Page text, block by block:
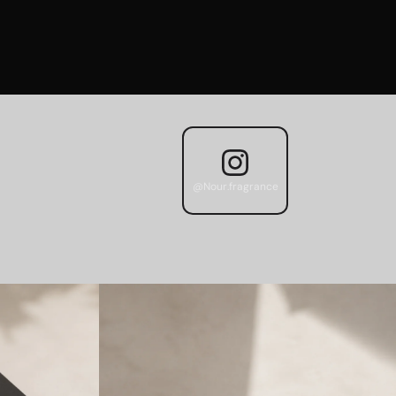
@Nour.fragrance